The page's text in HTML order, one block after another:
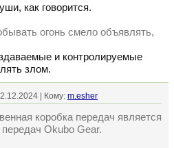
как говорится.
огонь смело объявлять,
и контролируемые
злом.
| Кому: m.esher
коробка передач является
Okubo Gear.